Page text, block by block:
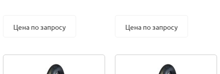
Цена по запросу Цена по запросу